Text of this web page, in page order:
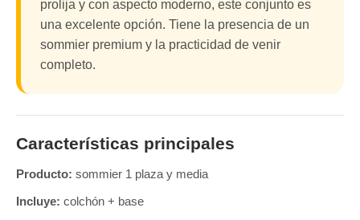
prolija y con aspecto moderno, este conjunto es
una excelente opción. Tiene la presencia de un
sommier premium y la practicidad de venir
completo.
Características principales
Producto: sommier 1 plaza y media
Incluye: colchón + base